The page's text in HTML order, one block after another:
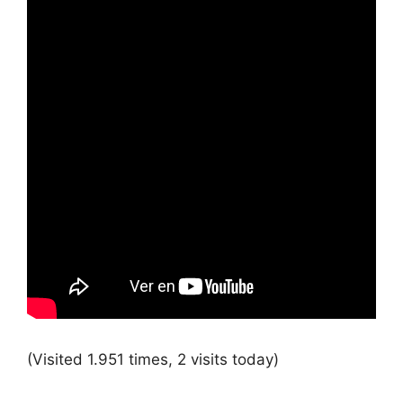
(Visited 1.951 times, 2 visits today)